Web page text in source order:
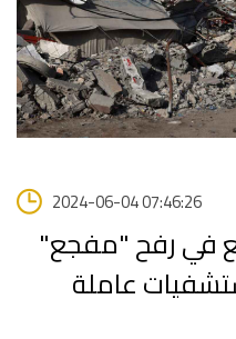
2024-06-04 07:46:26
في رفح "مفجع"
عاملة